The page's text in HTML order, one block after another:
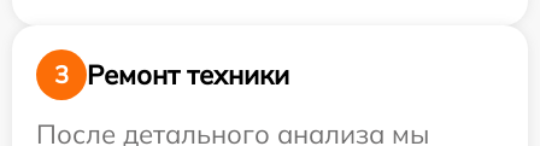
3
Ремонт техники
После детального анализа мы